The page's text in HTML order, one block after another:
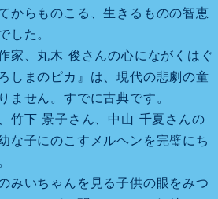
からものこる、生きるものの智恵
した。
家、丸木 俊さんの心にながくはぐ
しまのピカ』は、現代の悲劇の童
ません。すでに古典です。
竹下 景子さん、中山 千夏さんの
な子にのこすメルヘンを完璧にち
みいちゃんを見る子供の眼をみつ